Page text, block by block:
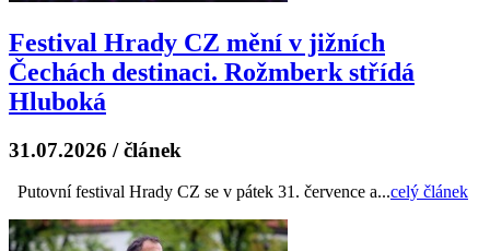
Festival Hrady CZ mění v jižních
Čechách destinaci. Rožmberk střídá
Hluboká
31.07.2026 / článek
Putovní festival Hrady CZ se v pátek 31. července a...celý článek